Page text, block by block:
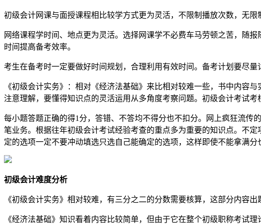
初级会计网课与面授课程相比较学方式更为灵活，不限制播放次数，无
网络课程学时间、地点更为灵活。选择网课学不必费车马劳顿之苦，随
时间提高备考效率。
考生在备考时一定要做好时间规划，合理利用有效时间。备考计划要尽
《初级会计实务》：相对《经济法基础》来比相对较难一些，书中内容
注意理解，要懂得知识点的灵活运用从多角度考察问题。初级会计考试
每小题答题正确的得1分，答错、不答均不得分也不扣分。网上疯狂流
笔业务。根据往年初级会计考试经验考查的重点多为重要的知识点。不
定的选项一定不要冲动填选只选自己能确定的选项，这样即使不能拿满
初级会计难度分析
《初级会计实务》相对较难，有三分之二的分数需要核算，这部分内容
《经济法基础》知识看着内容比较简单，但由于它在整个初级职称考试